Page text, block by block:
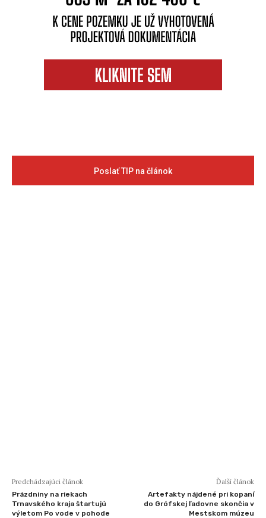
Poslať TIP na článok
Predchádzajúci článok
Prázdniny na riekach
Trnavského kraja štartujú
výletom Po vode v pohode
Ďalší článok
Artefakty nájdené pri kopaní
do Grófskej ľadovne skončia v
Mestskom múzeu